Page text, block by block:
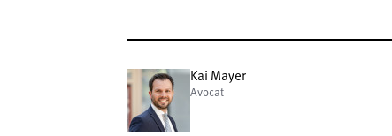
Kai Mayer
Avocat